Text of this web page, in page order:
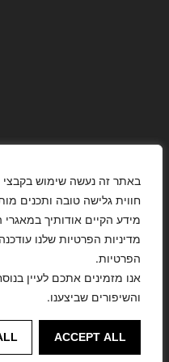
חווית גלישה טובה ותכנים
מידע הקיים אודותיך
הפרטיות.
אנו מזמינים אתכם לעיין
והשיפורים שביצענו.
ACCEPT ALL
הפרטיות
הצהרת נגישות